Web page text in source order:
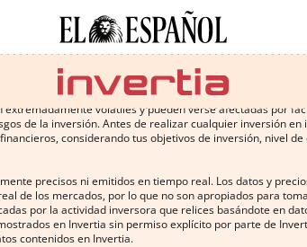
riesgos, incluyendo la pérdida de parte o la totalidad
volátiles y pueden verse afectadas por
de la inversión. Antes de realizar cualquier inversión
considerando tus objetivos de inversión, nivel
precisos ni emitidos en tiempo real. Los datos y
de los mercados, por lo que no son apropiados para
por la actividad inversora que relices basándote en
en Invertia sin permiso explícito por parte de
contenidos en Invertia.